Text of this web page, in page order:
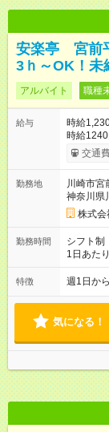
安楽亭 宮前
3ｈ～OK！未
アルバイト 職種
給与
時給
時給1240円～/22
時給1230円 【試用期間】試用期間あり 試用期
月 雇用
交通
勤務地
川崎市宮
神奈川県
株式会
勤務時間
シフト制
1日あた
～/短時間
トは自己
して短時
特徴 週1日か
気になる！